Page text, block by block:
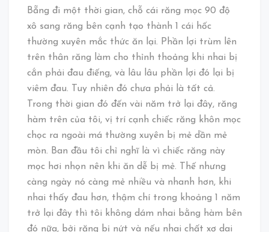
Bẵng đi một thời gian, chỗ cái răng mọc 90 độ
xô sang răng bên cạnh tạo thành 1 cái hốc
thường xuyên mắc thức ăn lại. Phần lợi trùm lên
trên thân răng làm cho thỉnh thoảng khi nhai bị
cắn phải đau điếng, và lâu lâu phần lợi đó lại bị
viêm đau. Tuy nhiên đó chưa phải là tất cả.
Trong thời gian đó đến vài năm trở lại đây, răng
hàm trên của tôi, vị trí cạnh chiếc răng khôn mọc
chọc ra ngoài má thường xuyên bị mẻ dần mẻ
mòn. Ban đầu tôi chỉ nghĩ là vì chiếc răng này
mọc hơi nhọn nên khi ăn dễ bị mẻ. Thế nhưng
càng ngày nó càng mẻ nhiều và nhanh hơn, khi
nhai thấy đau hơn, thậm chí trong khoảng 1 năm
trở lại đây thì tôi không dám nhai bằng hàm bên
đó nữa, bởi răng bị nứt và nếu nhai chất xơ dai